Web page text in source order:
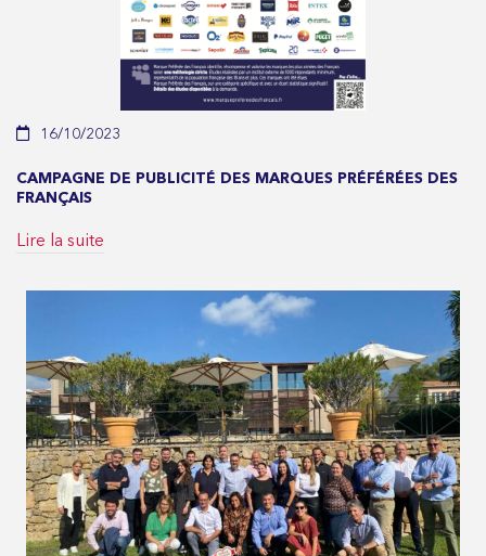
16/10/2023
CAMPAGNE DE PUBLICITÉ DES MARQUES PRÉFÉRÉES DES
FRANÇAIS
Lire la suite